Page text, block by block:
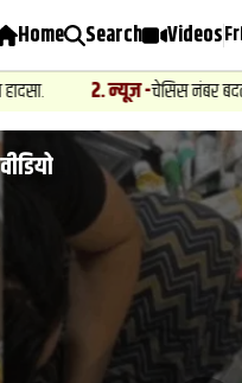
Home Search Videos
2.न्यूज़ चेसिस नंबर बदलकर
वीडियो